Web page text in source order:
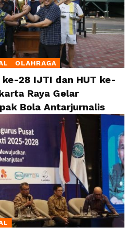
OLAHRAGA
ke-28 IJTI dan HUT ke-
Raya Gelar
Bola Antarjurnalis